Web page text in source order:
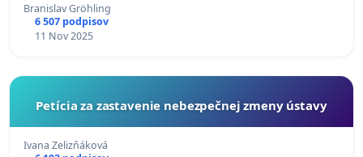
Branislav Gröhling
6 507 podpisov
11 Nov 2025
Petícia za zastavenie nebezpečnej zmeny ústavy
Ivana Zelizňáková